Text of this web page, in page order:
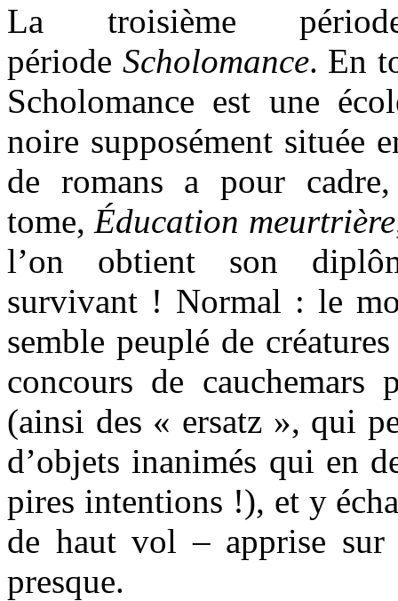
La troisième
période Scholomance. En
Scholomance est une
noire supposément située
de romans a pour
tome,Éducation meurtrière
l’on obtient son
survivant ! Normal : le
semble peuplé de
concours de
(ainsi des « ersatz », qui
d’objets inanimés qui en
pires intentions !), et y
de haut vol – apprise
presque.